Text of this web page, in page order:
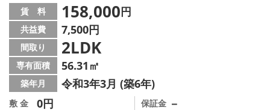
賃 料 158,000円
共益費 7,500円
間取り 2LDK
専有面積 56.31㎡
築年月 令和3年3月 (築6年)
敷 金 0円 保証金 －